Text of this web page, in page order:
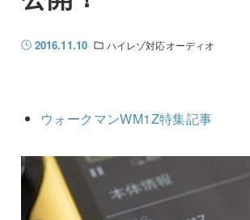
2016.11.10 ハイレゾ対応オーディオ
ウォークマンWM1Z特集記事